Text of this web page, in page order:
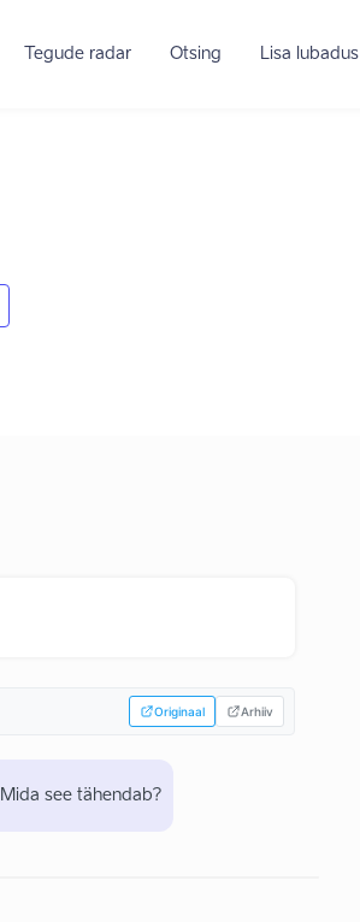
Tegude radar Otsing Lisa lubadus
Originaal Arhiiv
Mida see tähendab?